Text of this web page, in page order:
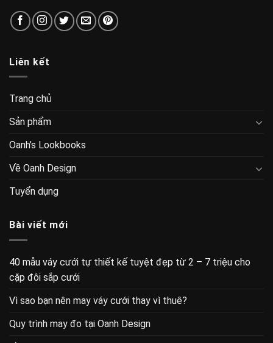
Liên kết
Trang chủ
Sản phẩm
Oanh’s Lookbooks
Về Oanh Design
Tuyển dụng
Bài viết mới
40 mẫu váy cưới tự thiết kế tuyệt đẹp từ 2 – 7 triệu cho
cặp đôi sắp cưới
Vì sao bạn nên may váy cưới thay vì thuê?
Quy trình may đo tại Oanh Design